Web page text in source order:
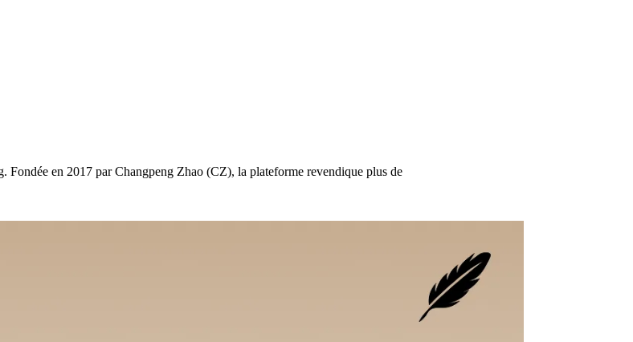
Fondée en 2017 par Changpeng Zhao (CZ), la plateforme revendique plus de